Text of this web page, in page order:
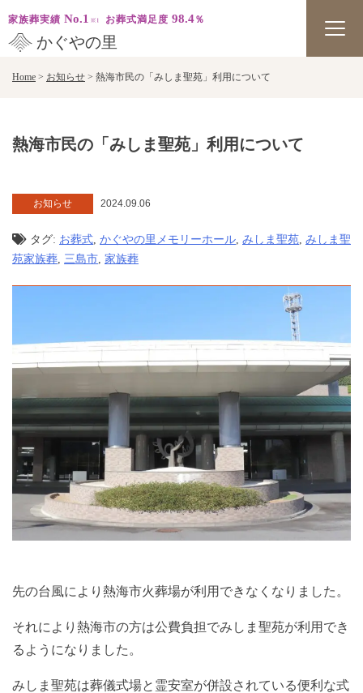
かぐやの里
家族葬実績 No.1 お葬式満足度 98.4％
Home > お知らせ > 熱海市民の「みしま聖苑」利用について
熱海市民の「みしま聖苑」利用について
お知らせ 2024.09.06
タグ: お葬式, かぐやの里メモリーホール, みしま聖苑, みしま聖
苑家族葬, 三島市, 家族葬
先の台風により熱海市火葬場が利用できなくなりました。
それにより熱海市の方は公費負担でみしま聖苑が利用でき
るようになりました。
みしま聖苑は葬儀式場と霊安室が併設されている便利な式